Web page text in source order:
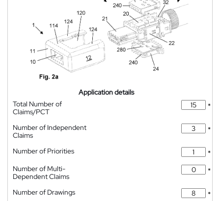
Application details
Total Number of
Claims/PCT
*
Number of Independent
Claims
*
Number of Priorities
*
Number of Multi-
Dependent Claims
*
Number of Drawings
*